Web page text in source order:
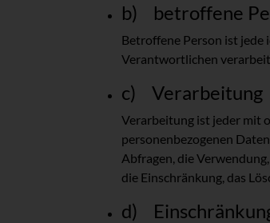
b) betroffene
Betroffene Person ist
Verantwortlichen
c) Verarbeitung
Verarbeitung ist jeder mit
personenbezogenen
Abfragen, die
die Einschränkung, das
d)